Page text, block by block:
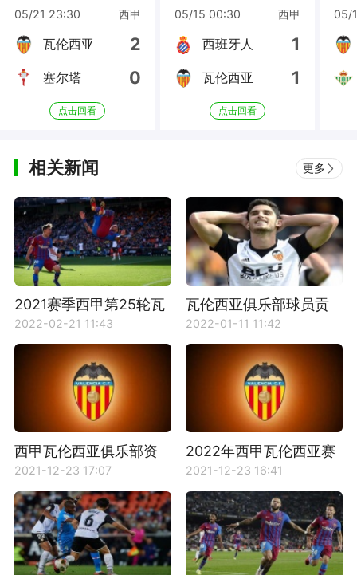
05/21 23:30 西甲
瓦伦西亚 2
塞尔塔 0
点击回看
05/15 00:30 西甲
西班牙人 1
瓦伦西亚 1
点击回看
05/
相关新闻 更多
2021赛季西甲第25轮瓦
伦西亚对阵巴塞罗那比
赛回放
2022-02-21 11:43
瓦伦西亚俱乐部球员贡
萨洛·格德斯资料介绍
2022-01-11 11:42
西甲瓦伦西亚俱乐部资
料介绍
2021-12-23 17:07
2022年西甲瓦伦西亚赛
程时间表
2021-12-23 16:41